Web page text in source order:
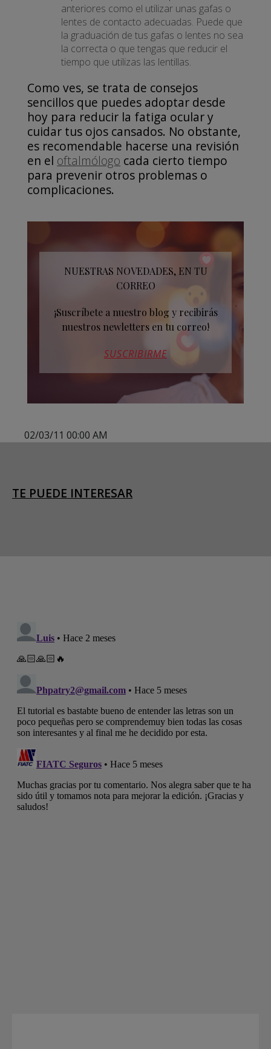
anteriores como el utilizar unas gafas o
lentes de contacto adecuadas. Puede que
la graduación de tus gafas o lentes no sea
la correcta o que tengas que reducir el
tiempo que utilizas las lentillas.
Como ves, se trata de consejos
sencillos que puedes adoptar desde
hoy para reducir la fatiga ocular y
cuidar tus ojos cansados. No obstante,
es recomendable hacerse una revisión
en el oftalmólogo cada cierto tiempo
para prevenir otros problemas o
complicaciones.
NUESTRAS NOVEDADES, EN TU
CORREO
¡Suscríbete a nuestro blog y recibirás
nuestros newletters en tu correo!
SUSCRIBIRME
02/03/11 00:00 AM
TE PUEDE INTERESAR